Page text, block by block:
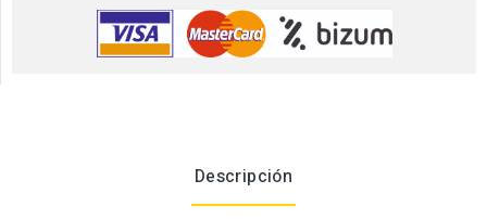
Descripción